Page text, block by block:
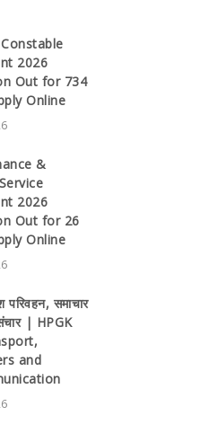
2026
Out for 734
Online
&
2026
Out for 26
Online
परिवहन, समाचार
| HPGK
and